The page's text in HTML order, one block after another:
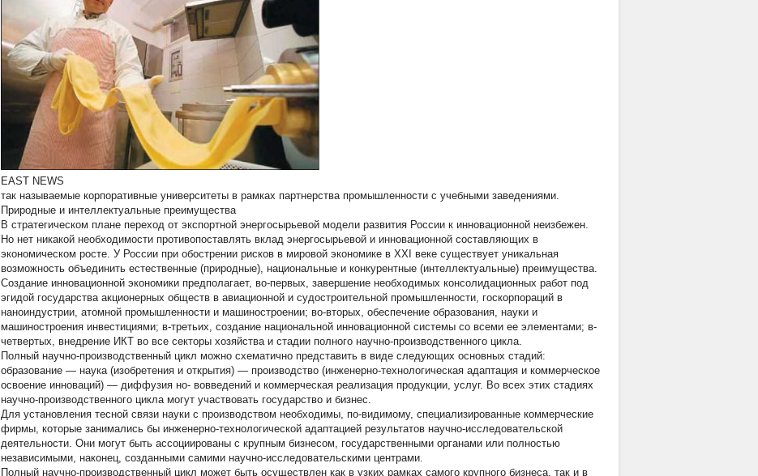
EAST NEWS
так называемые корпоративные университеты в рамках партнерства промышленности с учебными заведениями.
Природные и интеллектуальные преимущества
В стратегическом плане переход от экспортной энергосырьевой модели развития России к инновационной неизбежен.
Но нет никакой необходимости противопоставлять вклад энергосырьевой и инновационной составляющих в
экономическом росте. У России при обострении рисков в мировой экономике в XXI веке существует уникальная
возможность объединить естественные (природные), национальные и конкурентные (интеллектуальные) преимущества.
Создание инновационной экономики предполагает, во-первых, завершение необходимых консолидационных работ под
эгидой государства акционерных обществ в авиационной и судостроительной промышленности, госкорпораций в
наноиндустрии, атомной промышленности и машиностроении; во-вторых, обеспечение образования, науки и
машиностроения инвестициями; в-третьих, создание национальной инновационной системы со всеми ее элементами; в-
четвертых, внедрение ИКТ во все секторы хозяйства и стадии полного научно-производственного цикла.
Полный научно-производственный цикл можно схематично представить в виде следующих основных стадий:
образование — наука (изобретения и открытия) — производство (инженерно-технологическая адаптация и коммерческое
освоение инноваций) — диффузия но- вовведений и коммерческая реализация продукции, услуг. Во всех этих стадиях
научно-производственного цикла могут участвовать государство и бизнес.
Для установления тесной связи науки с производством необходимы, по-видимому, специализированные коммерческие
фирмы, которые занимались бы инженерно-технологической адаптацией результатов научно-исследовательской
деятельности. Они могут быть ассоциированы с крупным бизнесом, государственными органами или полностью
независимыми, наконец, созданными самими научно-исследовательскими центрами.
Полный научно-производственный цикл может быть осуществлен как в узких рамках самого крупного бизнеса, так и в